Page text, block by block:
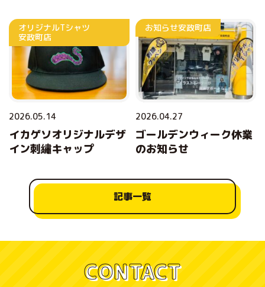
オリジナルTシャツ
安政町店
2026.05.14
イカゲソオリジナルデザ
イン刺繡キャップ
お知らせ安政町店
2026.04.27
ゴールデンウィーク休業
のお知らせ
記事一覧
CONTACT